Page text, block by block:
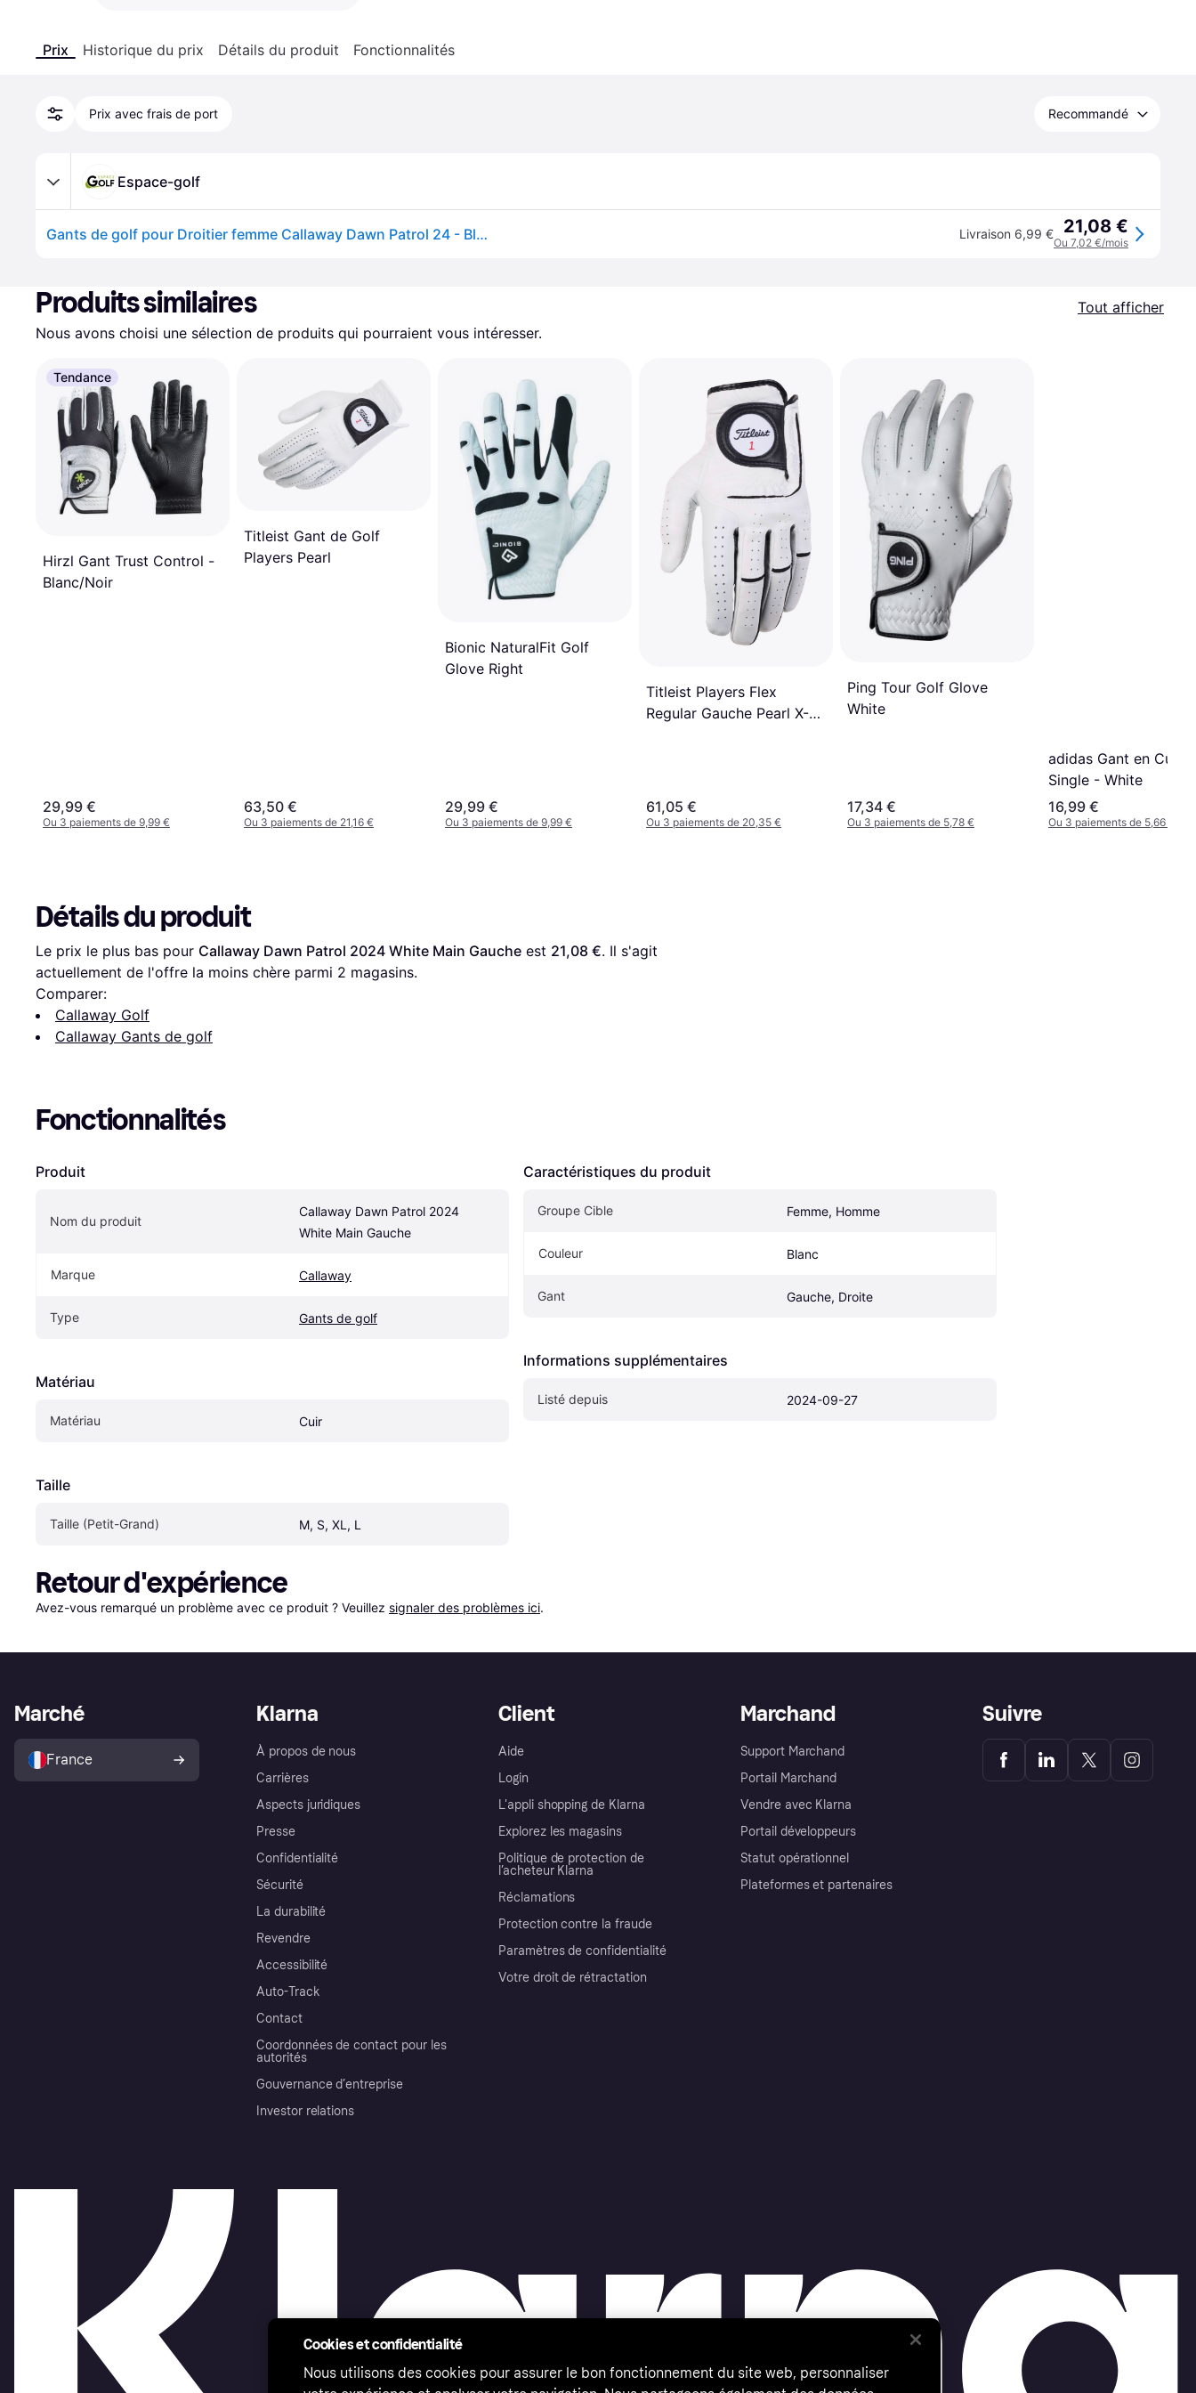
Prix Historique du prix Détails du produit Fonctionnalités
Prix avec frais de port Recommandé
Espace-golf
Gants de golf pour Droitier femme Callaway Dawn Patrol 24 - Blanc Livraison 6,99 € 21,08 €
Ou 7,02 €/mois
Produits similaires
Tout afficher
Nous avons choisi une sélection de produits qui pourraient vous intéresser.
Tendance
Hirzl Gant Trust Control -
Blanc/Noir
29,99 €
Ou 3 paiements de 9,99 €
Titleist Gant de Golf
Players Pearl
63,50 €
Ou 3 paiements de 21,16 €
Bionic NaturalFit Golf
Glove Right
29,99 €
Ou 3 paiements de 9,99 €
Titleist Players Flex
Regular Gauche Pearl X-
61,05 €
Ou 3 paiements de 20,35 €
Ping Tour Golf Glove
White
17,34 €
Ou 3 paiements de 5,78 €
adidas Gant en Cuir
Single - White
16,99 €
Ou 3 paiements de 5,66 €
Détails du produit
Le prix le plus bas pour Callaway Dawn Patrol 2024 White Main Gauche est 21,08 €. Il s'agit
actuellement de l'offre la moins chère parmi 2 magasins.
Comparer:
Callaway Golf
Callaway Gants de golf
Fonctionnalités
Produit
Nom du produit
Callaway Dawn Patrol 2024
White Main Gauche
Marque Callaway
Type Gants de golf
Matériau
Matériau Cuir
Taille
Taille (Petit-Grand) M, S, XL, L
Caractéristiques du produit
Groupe Cible Femme, Homme
Couleur Blanc
Gant Gauche, Droite
Informations supplémentaires
Listé depuis 2024-09-27
Retour d'expérience
Avez-vous remarqué un problème avec ce produit ? Veuillez signaler des problèmes ici.
Klarna
À propos de nous
Carrières
Aspects juridiques
Presse
Confidentialité
Sécurité
La durabilité
Revendre
Accessibilité
Auto-Track
Contact
Coordonnées de contact pour les
autorités
Gouvernance d’entreprise
Investor relations
Client
Aide
Login
L'appli shopping de Klarna
Explorez les magasins
Politique de protection de
l’acheteur Klarna
Réclamations
Protection contre la fraude
Paramètres de confidentialité
Votre droit de rétractation
Marchand
Support Marchand
Portail Marchand
Vendre avec Klarna
Portail développeurs
Statut opérationnel
Plateformes et partenaires
Marché
France
Suivre
Cookies et confidentialité
Nous utilisons des cookies pour assurer le bon fonctionnement du site web, personnaliser